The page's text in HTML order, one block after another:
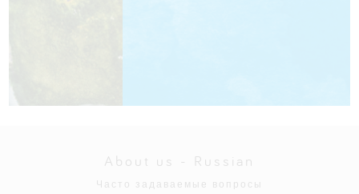
About us - Russian
Часто задаваемые вопросы